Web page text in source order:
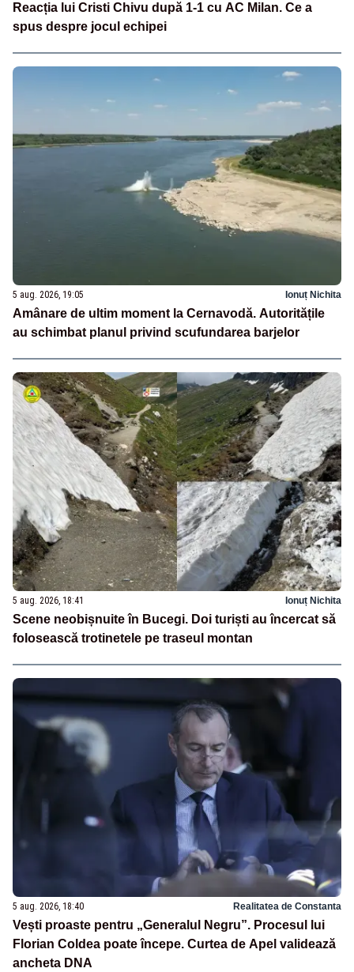
Reacția lui Cristi Chivu după 1-1 cu AC Milan. Ce a
spus despre jocul echipei
5 aug. 2026, 19:05 Ionuț Nichita
Amânare de ultim moment la Cernavodă. Autoritățile
au schimbat planul privind scufundarea barjelor
5 aug. 2026, 18:41 Ionuț Nichita
Scene neobișnuite în Bucegi. Doi turiști au încercat să
folosească trotinetele pe traseul montan
5 aug. 2026, 18:40 Realitatea de Constanta
Vești proaste pentru „Generalul Negru”. Procesul lui
Florian Coldea poate începe. Curtea de Apel validează
ancheta DNA